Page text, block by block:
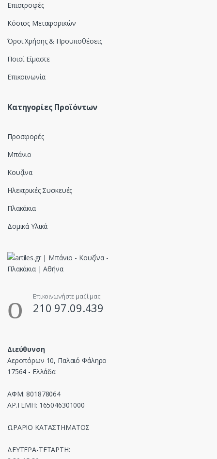
Επιστροφές
Κόστος Μεταφορικών
Όροι Χρήσης & Προϋποθέσεις
Ποιοί Είμαστε
Επικοινωνία
Κατηγορίες Προϊόντων
Προσφορές
Μπάνιο
Κουζίνα
Ηλεκτρικές Συσκευές
Πλακάκια
Δομικά Υλικά
Επικοινωνήστε μαζί μας
210 97.09.439
Διεύθυνση
Αεροπόρων 10, Παλαιό Φάληρο
17564 - Ελλάδα
ΑΦΜ: 801878064
ΑΡ.ΓΕΜΗ: 165046301000
ΩΡΑΡΙΟ ΚΑΤΑΣΤΗΜΑΤΟΣ
ΔΕΥΤΕΡΑ-ΤΕΤΑΡΤΗ: